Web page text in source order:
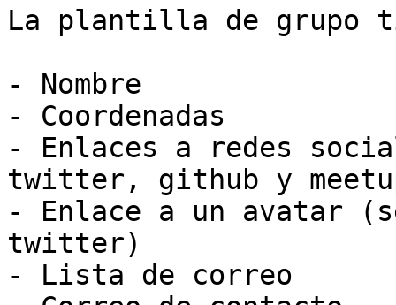
La plantilla de grupo
- Nombre
- Coordenadas
- Enlaces a redes
twitter, github y
- Enlace a un avatar
twitter)
- Lista de correo